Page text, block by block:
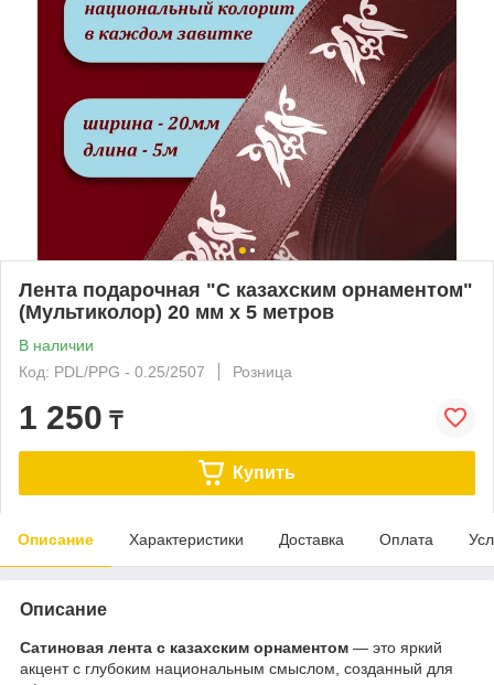
Лента подарочная "С казахским орнаментом"
(Мультиколор) 20 мм х 5 метров
В наличии
Код: PDL/PPG - 0.25/2507
Розница
1 250 ₸
Купить
Описание Характеристики Доставка Оплата
Описание
Сатиновая лента с казахским орнаментом — это яркий
акцент с глубоким национальным смыслом, созданный для